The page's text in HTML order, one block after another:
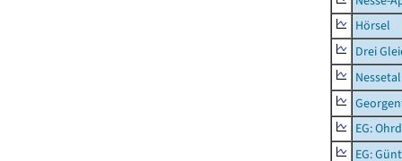
Hörsel
Drei
Nessetal
EG:
EG: